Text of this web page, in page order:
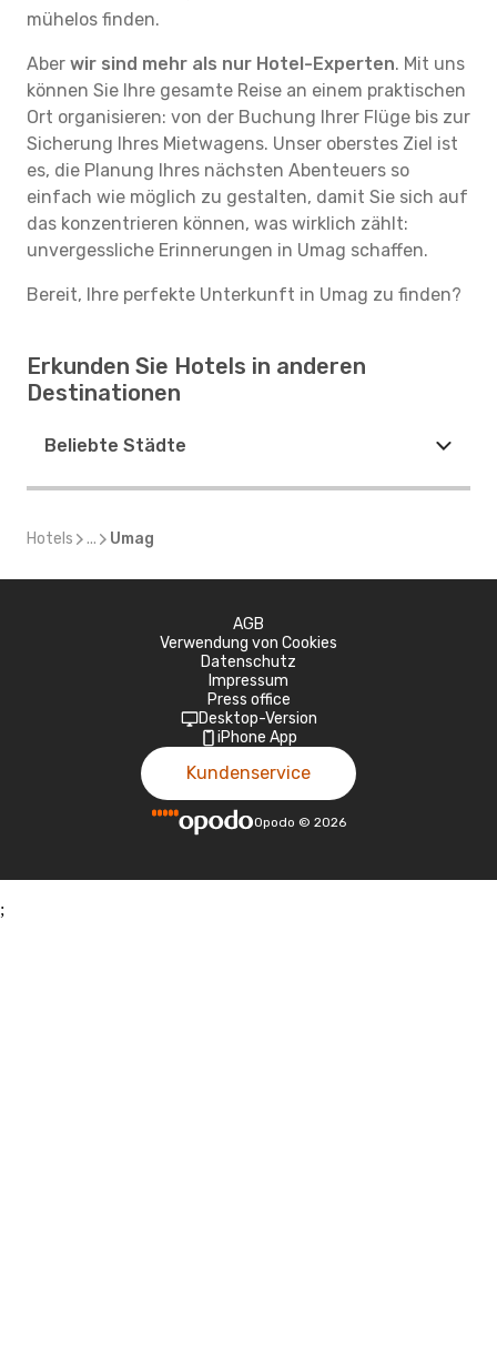
mühelos finden.
Aber wir sind mehr als nur Hotel-Experten. Mit uns
können Sie Ihre gesamte Reise an einem praktischen
Ort organisieren: von der Buchung Ihrer Flüge bis zur
Sicherung Ihres Mietwagens. Unser oberstes Ziel ist
es, die Planung Ihres nächsten Abenteuers so
einfach wie möglich zu gestalten, damit Sie sich auf
das konzentrieren können, was wirklich zählt:
unvergessliche Erinnerungen in Umag schaffen.
Bereit, Ihre perfekte Unterkunft in Umag zu finden?
Erkunden Sie Hotels in anderen
Destinationen
Beliebte Städte
Hotels ... Umag
AGB
Verwendung von Cookies
Datenschutz
Impressum
Press office
Desktop-Version
iPhone App
Kundenservice
Opodo © 2026
;